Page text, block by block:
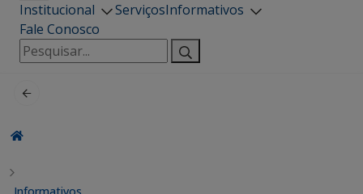
Institucional ServiçosInformativos
Fale Conosco
Pesquisar
por: